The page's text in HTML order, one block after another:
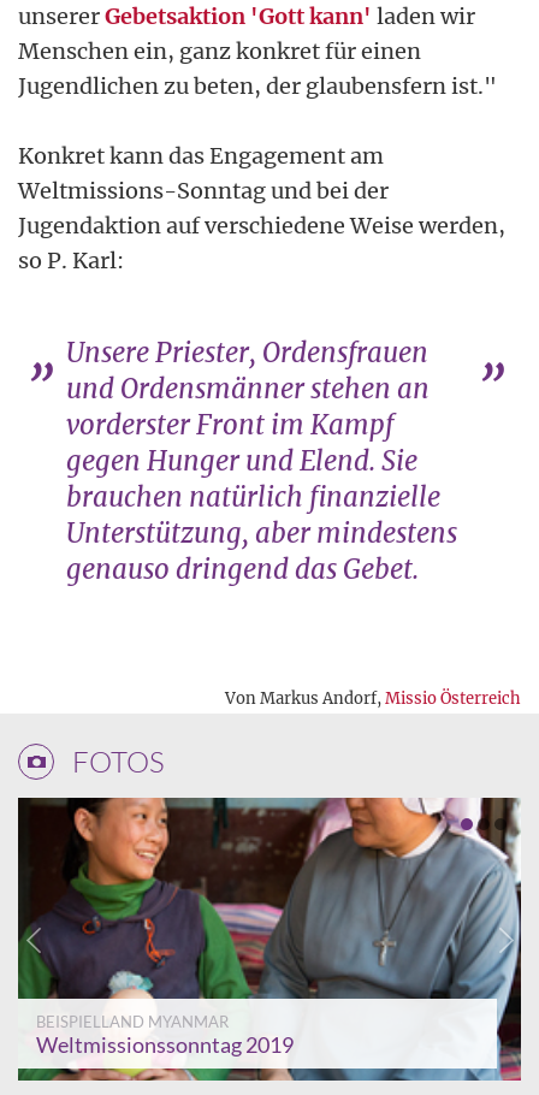
unsererGebetsaktion 'Gott kann' laden wir
Menschen ein, ganz konkret für einen
Jugendlichen zu beten, der glaubensfern ist."
Konkret kann das Engagement am
Weltmissions-Sonntag und bei der
Jugendaktion auf verschiedene Weise werden,
so P. Karl:
Unsere Priester, Ordensfrauen
und Ordensmänner stehen an
vorderster Front im Kampf
gegen Hunger und Elend. Sie
brauchen natürlich finanzielle
Unterstützung, aber mindestens
genauso dringend das Gebet.
Von Markus Andorf,Missio Österreich
FOTOS
BEISPIELLAND MYANMAR
Weltmissionssonntag 2019